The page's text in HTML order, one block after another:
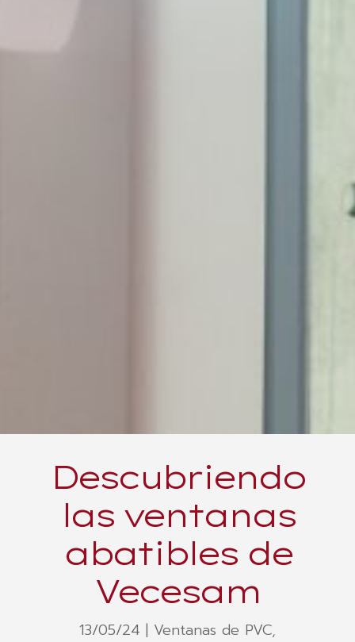
Descubriendo
las ventanas
abatibles de
Vecesam
13/05/24 | Ventanas de PVC,